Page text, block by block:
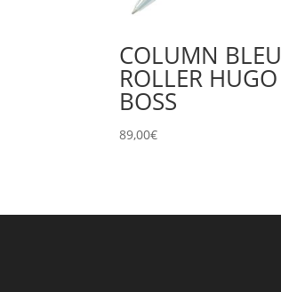
COLUMN BLEU
ROLLER HUGO
BOSS
89,00€